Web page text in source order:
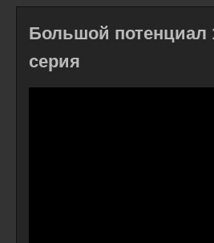
Большой потенциал
серия